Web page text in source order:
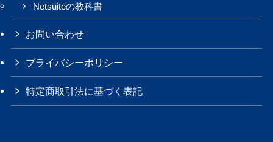
Netsuiteの教科書
お問い合わせ
プライバシーポリシー
特定商取引法に基づく表記